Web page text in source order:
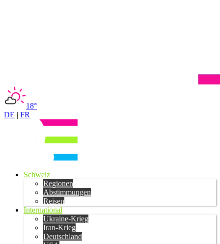
18°
DE | FR
Schweiz
Regionen
Abstimmungen
Reisen
International
Ukraine-Krieg
Iran-Krieg
Deutschland